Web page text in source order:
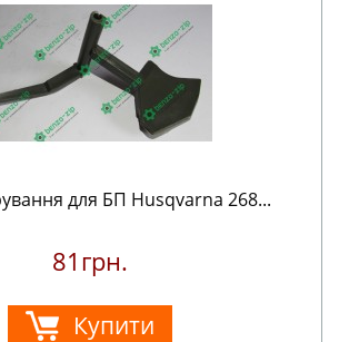
для БП Husqvarna 268...
81грн.
Купити